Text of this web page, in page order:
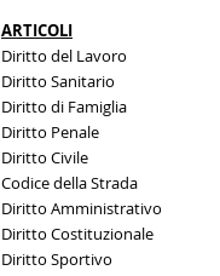
ARTICOLI
Diritto del Lavoro
Diritto Sanitario
Diritto di Famiglia
Diritto Penale
Diritto Civile
Codice della Strada
Diritto Amministrativo
Diritto Costituzionale
Diritto Sportivo